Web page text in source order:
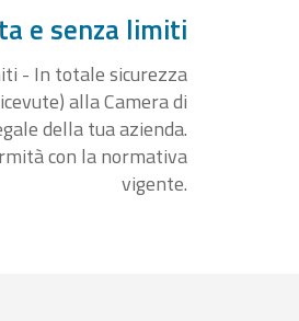
e senza limiti
- In totale sicurezza
alla Camera di
della tua azienda.
con la normativa
vigente.